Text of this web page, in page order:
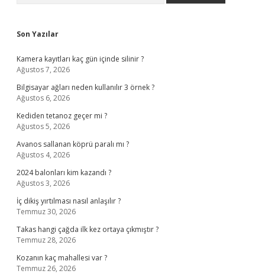
Son Yazılar
Kamera kayıtları kaç gün içinde silinir ?
Ağustos 7, 2026
Bilgisayar ağları neden kullanılır 3 örnek ?
Ağustos 6, 2026
Kediden tetanoz geçer mi ?
Ağustos 5, 2026
Avanos sallanan köprü paralı mı ?
Ağustos 4, 2026
2024 balonları kim kazandı ?
Ağustos 3, 2026
İç dikiş yırtılması nasıl anlaşılır ?
Temmuz 30, 2026
Takas hangi çağda ilk kez ortaya çıkmıştır ?
Temmuz 28, 2026
Kozanın kaç mahallesi var ?
Temmuz 26, 2026